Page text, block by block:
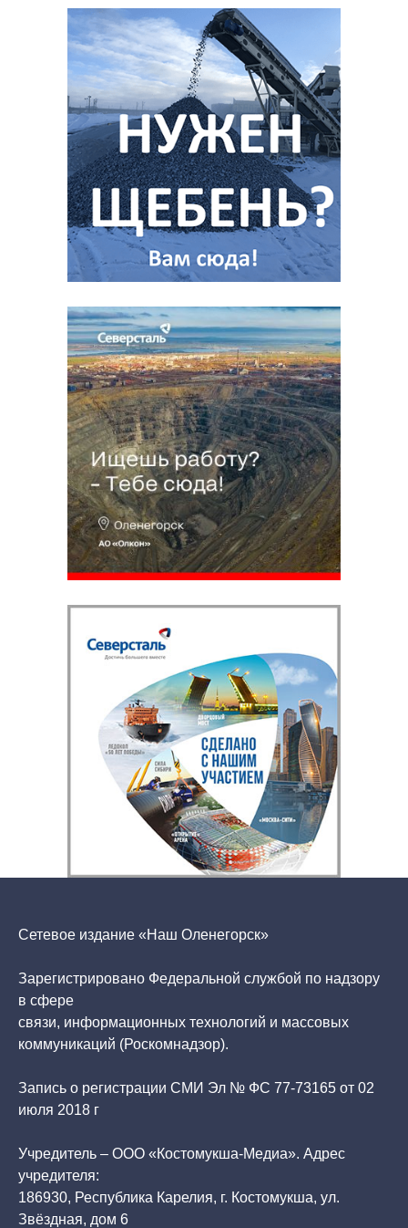
Сетевое издание «Наш Оленегорск»
Зарегистрировано Федеральной службой по надзору
в сфере
связи, информационных технологий и массовых
коммуникаций (Роскомнадзор).
Запись о регистрации СМИ Эл № ФС 77-73165 от 02
июля 2018 г
Учредитель – ООО «Костомукша-Медиа». Адрес
учредителя:
186930, Республика Карелия, г. Костомукша, ул.
Звёздная, дом 6